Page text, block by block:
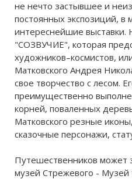
не нечто застывшее и
постоянных экспозиций, в
интереснейшие выставки.
"СОЗВУЧИЕ", которая
художников–космистов,
Матковского Андрея
свое творчество с лесом.
преимущественно
корней, поваленных
Матковского резные
сказочные персонажи,
Путешественников может
музей Стрежевого - Музей